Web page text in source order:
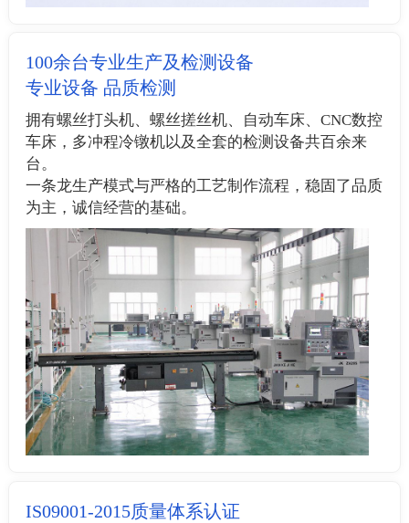
100余台专业生产及检测设备
专业设备 品质检测
拥有螺丝打头机、螺丝搓丝机、自动车床、CNC数控
车床，多冲程冷镦机以及全套的检测设备共百余来
台。
一条龙生产模式与严格的工艺制作流程，稳固了品质
为主，诚信经营的基础。
IS09001-2015质量体系认证